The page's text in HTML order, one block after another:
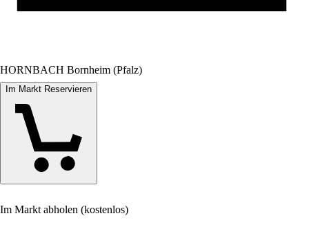
HORNBACH Bornheim (Pfalz)
Im Markt Reservieren
Im Markt abholen (kostenlos)